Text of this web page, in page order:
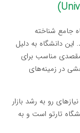
جامع شناخته
دانشگاه به دلیل
مناسب برای
در زمینه‌های
رو به رشد بازار
تارتو است و به